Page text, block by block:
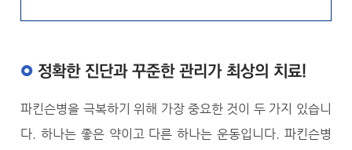
정확한 진단과 꾸준한 관리가 최상의 치료!
파킨슨병을 극복하기 위해 가장 중요한 것이 두 가지 있습니
다. 하나는 좋은 약이고 다른 하나는 운동입니다. 파킨슨병